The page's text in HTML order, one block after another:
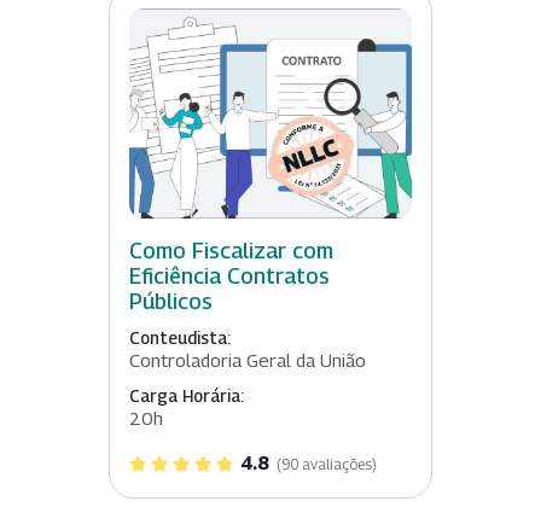
Como Fiscalizar com
Eficiência Contratos
Públicos
Conteudista:
Controladoria Geral da União
Carga Horária:
20h
4.8 (90 avaliações)